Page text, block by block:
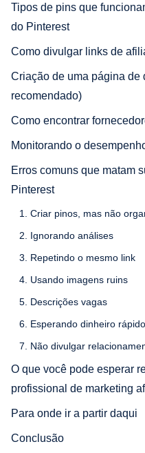
Tipos de pins que
do Pinterest
Como divulgar links de
Criação de uma página de
recomendado)
Como encontrar
Monitorando o
Erros comuns que matam
Pinterest
1. Criar pinos, mas não
2. Ignorando análises
3. Repetindo o mesmo link
4. Usando imagens ruins
5. Descrições vagas
6. Esperando dinheiro rápido
7. Não divulgar
O que você pode esperar
profissional de marketing
Para onde ir a partir daqui
Conclusão